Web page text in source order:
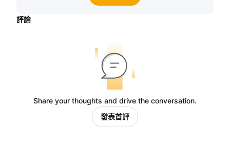
評論
Share your thoughts and drive the conversation.
發表首評